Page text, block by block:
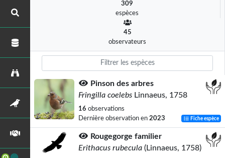
309
espèces
45
observateurs
Pinson des arbres
Fringilla coelebs Linnaeus, 1758
16 observations
Dernière observation en 2023 Fiche espèce
Rougegorge familier
Erithacus rubecula (Linnaeus, 1758)